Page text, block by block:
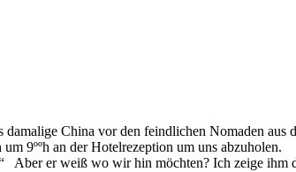
China vor den feindlichen Nomaden aus
9ººh an der Hotelrezeption um uns abzuholen.
Aber er weiß wo wir hin möchten? Ich zeige ihm